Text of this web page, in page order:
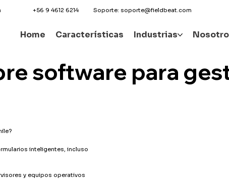
+56 9 4612 6214 Soporte: soporte@fieldbeat.com
Home Características Industrias
software para
inteligentes, incluso
y equipos operativos